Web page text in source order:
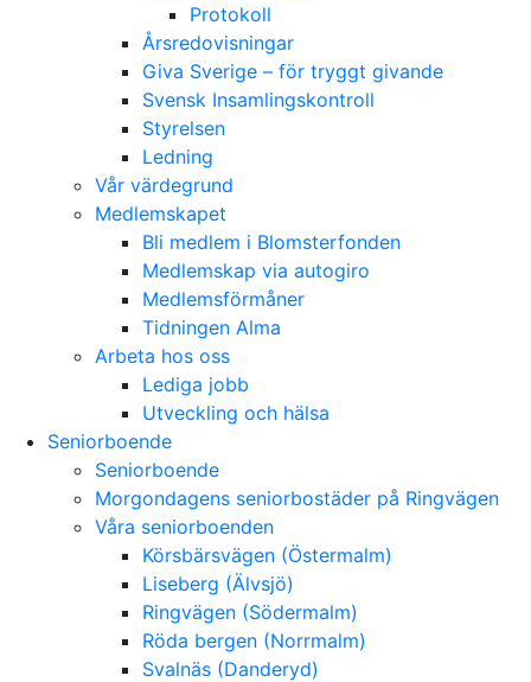
Protokoll
Årsredovisningar
Giva Sverige – för tryggt givande
Svensk Insamlingskontroll
Styrelsen
Ledning
Vår värdegrund
Medlemskapet
Bli medlem i Blomsterfonden
Medlemskap via autogiro
Medlemsförmåner
Tidningen Alma
Arbeta hos oss
Lediga jobb
Utveckling och hälsa
Seniorboende
Seniorboende
Morgondagens seniorbostäder på Ringvägen
Våra seniorboenden
Körsbärsvägen (Östermalm)
Liseberg (Älvsjö)
Ringvägen (Södermalm)
Röda bergen (Norrmalm)
Svalnäs (Danderyd)